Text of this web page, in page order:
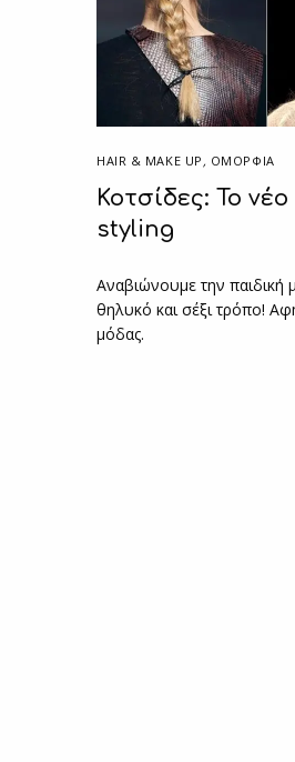
HAIR & MAKE UP , ΟΜΟΡΦΙΑ
Κοτσίδες: Το
styling
Αναβιώνουμε την παιδική
θηλυκό και σέξι τρόπο!
μόδας.